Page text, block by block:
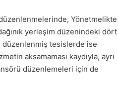
Yönetmelikte
yerleşim düzenindeki dört
düzenlenmiş tesislerde ise
aksamaması kaydıyla, ayrı
düzenlemeleri için de